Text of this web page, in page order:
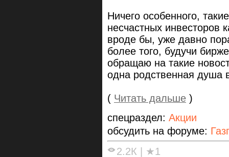
Ничего особенного,
несчастных инвесторов
вроде бы, уже давно
более того, будучи
обращаю на такие
одна родственная душа
( Читать дальше )
спецраздел: Акции
обсудить на форуме:
2.2К | ★1